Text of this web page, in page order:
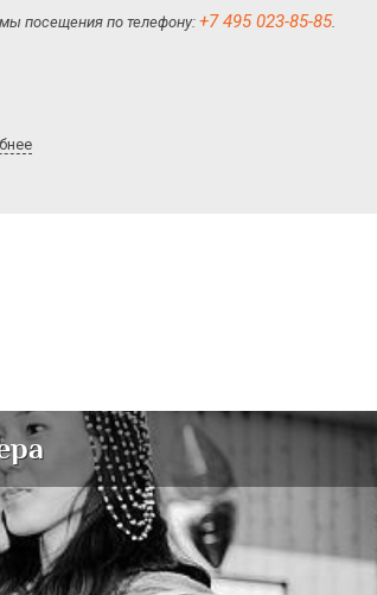
посещения по телефону: +7 495 023-85-85.